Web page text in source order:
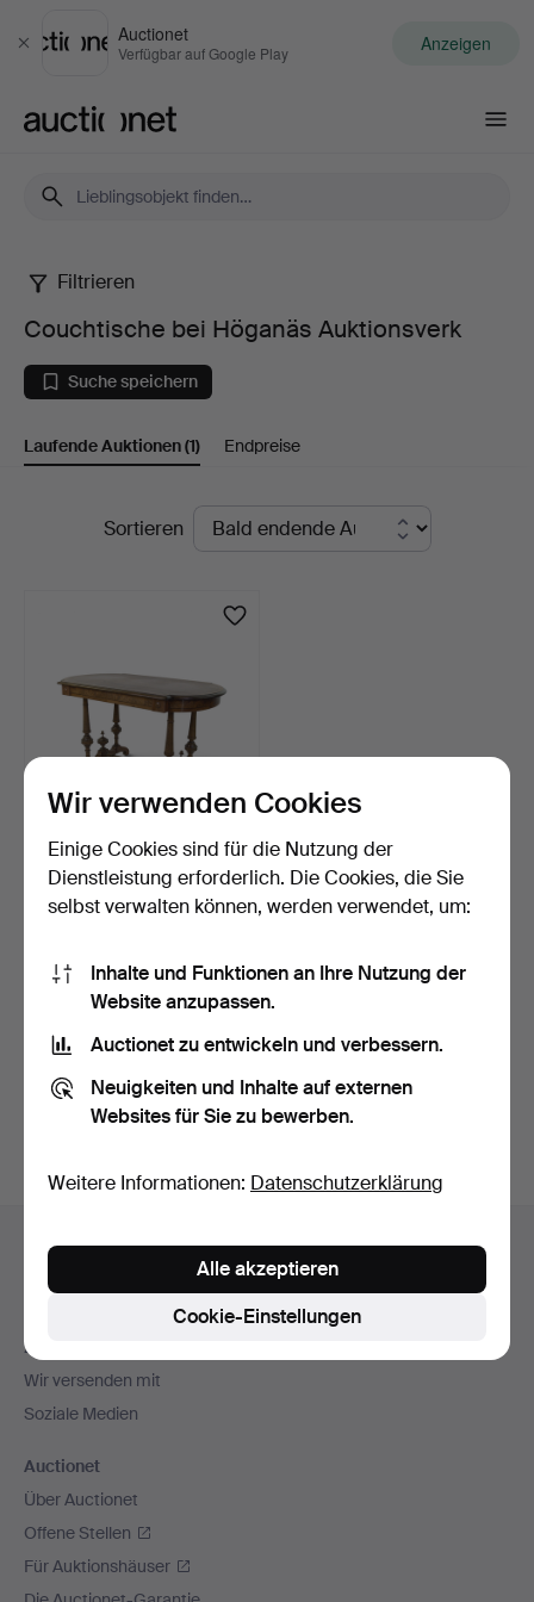
Schließen
Auctionet
Verfügbar auf Google Play Anzeigen
Couchtische
bei
Höganäs
Auktionsverk
Filtrieren
Couchtische bei Höganäs Auktionsverk
Suche speichern
Laufende Auktionen(1) Endpreise
LaufendeSortieren
SALONSTISCH,
Neorenaissance,
Mahagoni/Wurz…
23 Std
Suche speichern
Archiv
suchen.
Navigation
Hilfe und Kontakt
Kontakt mit dem Support aufnehmen
Zahlungsweisen
Wir versenden mit
Soziale Medien
Auctionet
Über Auctionet
Offene Stellen
Für Auktionshäuser
Wir verwenden Cookies
Einige Cookies sind für die Nutzung der
Dienstleistung erforderlich. Die Cookies, die Sie
selbst verwalten können, werden verwendet, um:
Inhalte und Funktionen an Ihre Nutzung der
Website anzupassen.
Auctionet zu entwickeln und verbessern.
Neuigkeiten und Inhalte auf externen
Websites für Sie zu bewerben.
Weitere Informationen: Datenschutzerklärung
Cookie-Einstellungen
Alle akzeptieren